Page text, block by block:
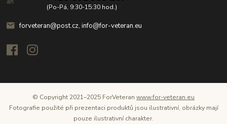
(Po-Pá, 9:30-15:30 hod.)
forveteran@post.cz, info@for-veteran.eu
© Copyright 2021–2025 ForVeteran www.for-veteran.eu
Fotografie použité při prezentaci produktů jsou ilustrativní, obrázky mají
pouze ilustrativní charakter.